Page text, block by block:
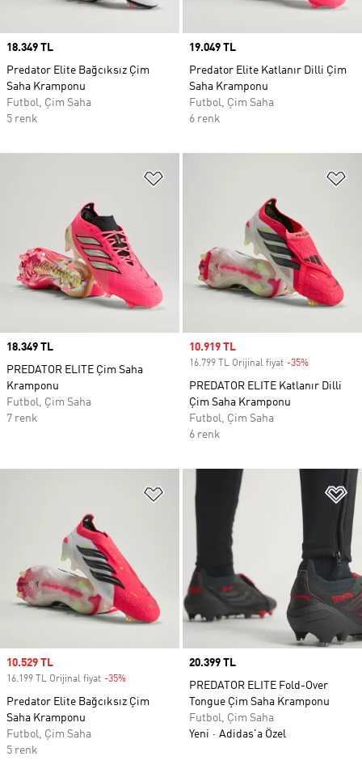
Price
18.349 TL
Predator Elite Bağcıksız Çim
Saha Kramponu
Futbol, Çim Saha
5 renk
Price
19.049 TL
Predator Elite Katlanır Dilli Çim
Saha Kramponu
Futbol, Çim Saha
6 renk
Price
18.349 TL
PREDATOR ELITE Çim Saha
Kramponu
Futbol, Çim Saha
7 renk
Sale price
10.919 TL
16.799 TL Orijinal fiyat -35%
PREDATOR ELITE Katlanır Dilli
Çim Saha Kramponu
Futbol, Çim Saha
6 renk
Favori Listesine Ekle
Sale price
10.529 TL
16.199 TL Orijinal fiyat -35%
Predator Elite Bağcıksız Çim
Saha Kramponu
Futbol, Çim Saha
5 renk
Price
20.399 TL
PREDATOR ELITE Fold-Over
Tongue Çim Saha Kramponu
Futbol, Çim Saha
Yeni
Adidas'a Özel